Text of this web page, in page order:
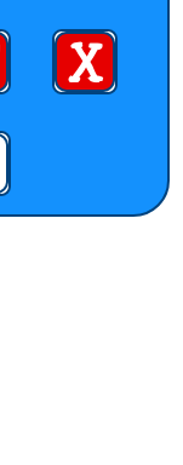
X